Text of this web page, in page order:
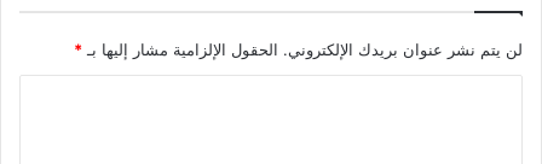
لن يتم نشر عنوان بريدك الإلكتروني. الحقول الإلزامية مشار إليها بـ*